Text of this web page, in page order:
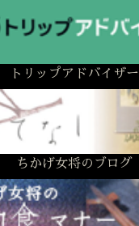
トリップアドバイザー
ちかげ女将のブログ